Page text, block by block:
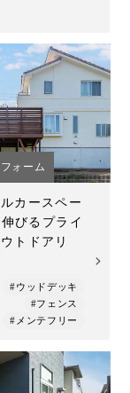
ォーム
カースペー
びるプライ
トドアリ
#ウッドデッキ
#フェンス
#メンテフリー